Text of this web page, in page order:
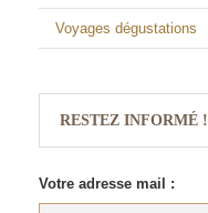
Voyages dégustations
RESTEZ INFORMÉ !
Votre adresse mail :